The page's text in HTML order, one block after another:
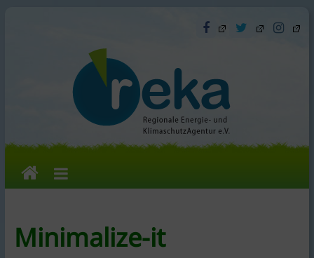
reka
e.V.
Die
Minimalize-it